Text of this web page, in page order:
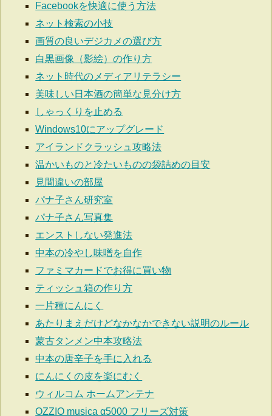
Facebookを快適に使う方法
ネット検索の小技
画質の良いデジカメの選び方
白黒画像（影絵）の作り方
ネット時代のメディアリテラシー
美味しい日本酒の簡単な見分け方
しゃっくりを止める
Windows10にアップグレード
アイランドクラッシュ攻略法
温かいものと冷たいものの袋詰めの目安
見間違いの部屋
パナ子さん研究室
パナ子さん写真集
エンストしない発進法
中本の冷やし味噌を自作
ファミマカードでお得に買い物
ティッシュ箱の作り方
一片種にんにく
あたりまえだけどなかなかできない説明のルール
蒙古タンメン中本攻略法
中本の唐辛子を手に入れる
にんにくの皮を楽にむく
ウィルコム ホームアンテナ
OZZIO musica α5000 フリーズ対策